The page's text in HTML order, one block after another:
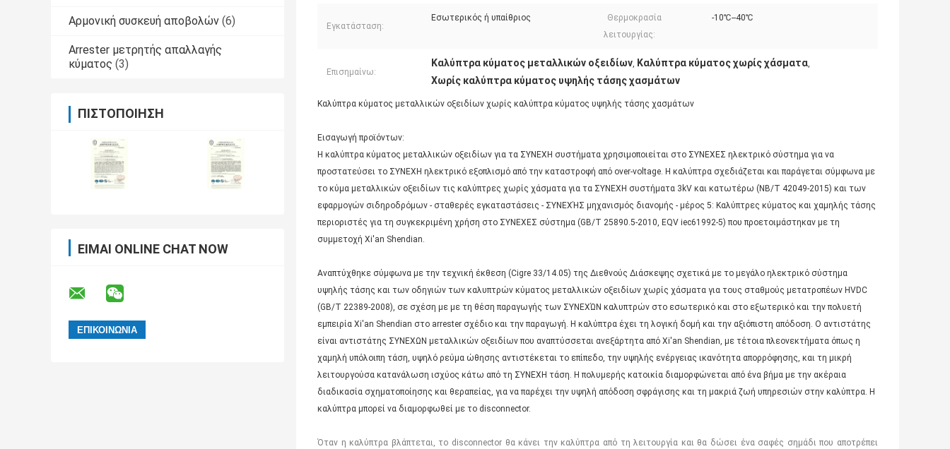
Αρμονική συσκευή αποβολών (6)
Arrester μετρητής απαλλαγής
κύματος (3)
ΠΙΣΤΟΠΟΊΗΣΗ
ΕΊΜΑΙ ONLINE CHAT NOW
Εγκατάσταση:
Εσωτερικός ή υπαίθριος
Θερμοκρασία
λειτουργίας:
-10℃--40℃
Επισημαίνω:
Καλύπτρα κύματος μεταλλικών οξειδίων, Καλύπτρα κύματος χωρίς χάσματα,
Χωρίς καλύπτρα κύματος υψηλής τάσης χασμάτων
Καλύπτρα κύματος μεταλλικών οξειδίων χωρίς καλύπτρα κύματος υψηλής τάσης χασμάτων
Εισαγωγή προϊόντων:
Η καλύπτρα κύματος μεταλλικών οξειδίων για τα ΣΥΝΕΧΗ συστήματα χρησιμοποιείται στο ΣΥΝΕΧΕΣ ηλεκτρικό σύστημα για να
προστατεύσει το ΣΥΝΕΧΗ ηλεκτρικό εξοπλισμό από την καταστροφή από over-voltage. Η καλύπτρα σχεδιάζεται και παράγεται σύμφωνα με
το κύμα μεταλλικών οξειδίων τις καλύπτρες χωρίς χάσματα για τα ΣΥΝΕΧΗ συστήματα 3kV και κατωτέρω (NB/T 42049-2015) και των
εφαρμογών σιδηροδρόμων - σταθερές εγκαταστάσεις - ΣΥΝΕΧΉΣ μηχανισμός διανομής - μέρος 5: Καλύπτρες κύματος και χαμηλής τάσης
περιοριστές για τη συγκεκριμένη χρήση στο ΣΥΝΕΧΕΣ σύστημα (GB/T 25890.5-2010, EQV iec61992-5) που προετοιμάστηκαν με τη
συμμετοχή Xi'an Shendian.
Αναπτύχθηκε σύμφωνα με την τεχνική έκθεση (Cigre 33/14.05) της Διεθνούς Διάσκεψης σχετικά με το μεγάλο ηλεκτρικό σύστημα
υψηλής τάσης και των οδηγιών των καλυπτρών κύματος μεταλλικών οξειδίων χωρίς χάσματα για τους σταθμούς μετατροπέων HVDC
(GB/T 22389-2008), σε σχέση με με τη θέση παραγωγής των ΣΥΝΕΧΏΝ καλυπτρών στο εσωτερικό και στο εξωτερικό και την πολυετή
εμπειρία Xi'an Shendian στο arrester σχέδιο και την παραγωγή. Η καλύπτρα έχει τη λογική δομή και την αξιόπιστη απόδοση. Ο αντιστάτης
είναι αντιστάτης ΣΥΝΕΧΩΝ μεταλλικών οξειδίων που αναπτύσσεται ανεξάρτητα από Xi'an Shendian, με τέτοια πλεονεκτήματα όπως η
χαμηλή υπόλοιπη τάση, υψηλό ρεύμα ώθησης αντιστέκεται το επίπεδο, την υψηλής ενέργειας ικανότητα απορρόφησης, και τη μικρή
λειτουργούσα κατανάλωση ισχύος κάτω από τη ΣΥΝΕΧΗ τάση. Η πολυμερής κατοικία διαμορφώνεται από ένα βήμα με την ακέραια
διαδικασία σχηματοποίησης και θεραπείας, για να παρέχει την υψηλή απόδοση σφράγισης και τη μακριά ζωή υπηρεσιών στην καλύπτρα. Η
καλύπτρα μπορεί να διαμορφωθεί με το disconnector.
Όταν η καλύπτρα βλάπτεται, το disconnector θα κάνει την καλύπτρα από τη λειτουργία και θα δώσει ένα σαφές σημάδι που αποτρέπει